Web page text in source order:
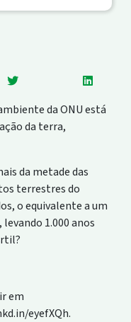
da ONU está
da terra,
da metade das
terrestres do
o equivalente a um
1.000 anos
em
eyefXQh.